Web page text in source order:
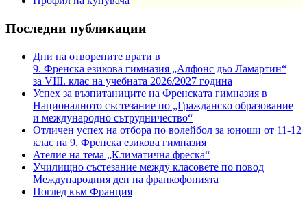
Последни публикации
Дни на отворените врати в
9. Френска езикова гимназия „Алфонс дьо Ламартин“
за VIII. клас на учебната 2026/2027 година
Успех за възпитаниците на Френската гимназия в
Националното състезание по „Гражданско образование
и международно сътрудничество“
Отличен успех на отбора по волейбол за юноши от 11-12
клас на 9. Френска езикова гимназия
Ателие на тема „Климатична фреска“
Училищно състезание между класовете по повод
Международния ден на франкофонията
Поглед към Франция